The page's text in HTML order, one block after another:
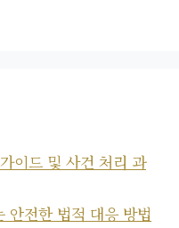
이드 및 사건 처리 과
안전한 법적 대응 방법